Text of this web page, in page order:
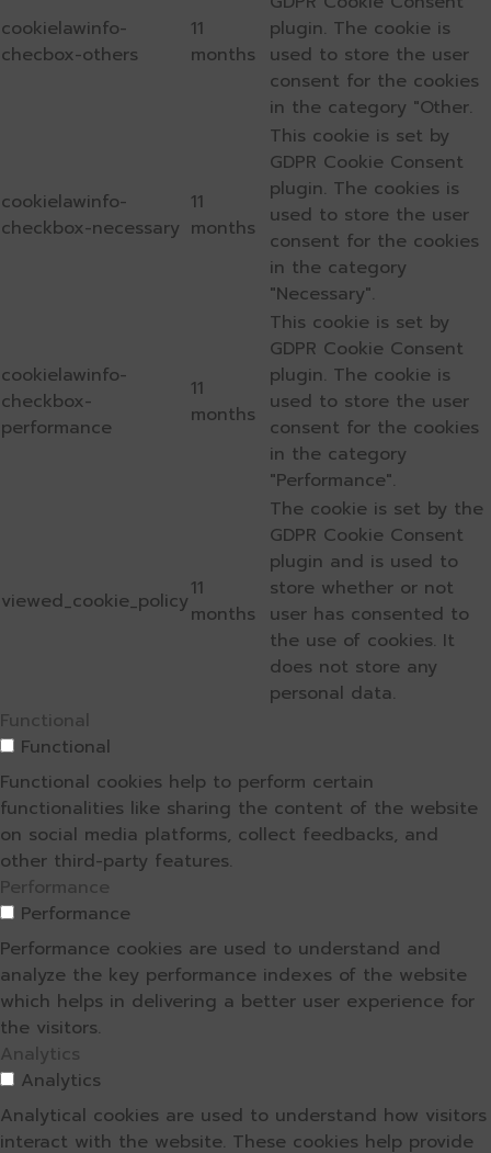
cookielawinfo-
checbox-others
11
months
plugin. The cookie is
used to store the user
consent for the cookies
in the category "Other.
cookielawinfo-
checkbox-necessary
11
months
This cookie is set by
GDPR Cookie Consent
plugin. The cookies is
used to store the user
consent for the cookies
in the category
"Necessary".
cookielawinfo-
checkbox-
performance
11
months
This cookie is set by
GDPR Cookie Consent
plugin. The cookie is
used to store the user
consent for the cookies
in the category
"Performance".
viewed_cookie_policy11
months
The cookie is set by the
GDPR Cookie Consent
plugin and is used to
store whether or not
user has consented to
the use of cookies. It
does not store any
personal data.
Functional
Functional
Functional cookies help to perform certain
functionalities like sharing the content of the website
on social media platforms, collect feedbacks, and
other third-party features.
Performance
Performance
Performance cookies are used to understand and
analyze the key performance indexes of the website
which helps in delivering a better user experience for
the visitors.
Analytics
Analytics
Analytical cookies are used to understand how visitors
interact with the website. These cookies help provide